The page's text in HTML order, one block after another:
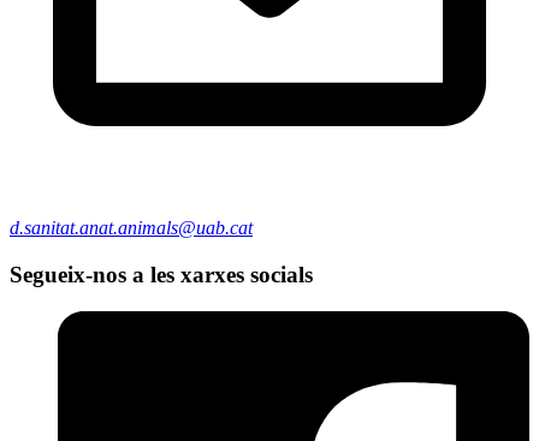
d.sanitat.anat.animals@uab.cat
Segueix-nos a les xarxes socials